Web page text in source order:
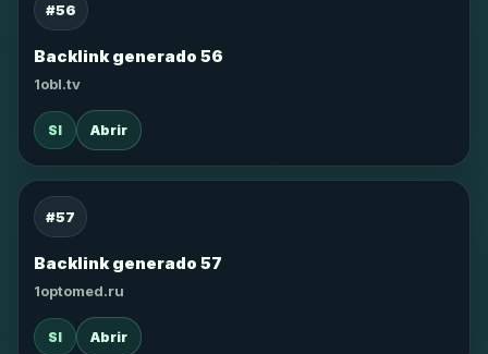
#56
Backlink generado 56
1obl.tv
SI Abrir
#57
Backlink generado 57
1optomed.ru
SI Abrir